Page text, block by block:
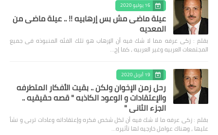
16 يوليو 2020
عيلة ماضى مش بس إرهابيه !! .. عيلة ماضى من
المعديه
بقلم : زكى عرفه مما لا شك فيه أن الإرهاب هو تلك الفئه المنبوذه فى جميع
المجتمعات العربيه وغير العربيه ، كما إج…
19 أبريل 2020
رحل زمن الإخوان ولكن .. بقيت الأفكار المتطرفه
والإعتقادات و الوعود الكاذبه " قصه حقيقيه ..
الجزء الثاني "
بقلم : زكى عرفه ‎ما لا شك فيه أن لكل شخص فكره وإعتقاداته وعادات تربى و نشأ
عليها ، وهناك عوامل خارجيه لها تأثيره…